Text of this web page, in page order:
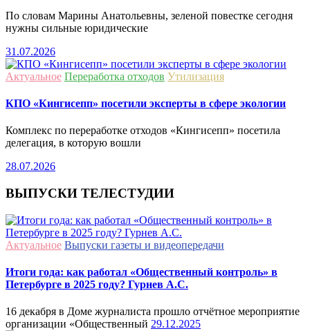
По словам Марины Анатольевны, зеленой повестке сегодня
нужны сильные юридические
31.07.2026
Актуальное Переработка отходов Утилизация
КПО «Кингисепп» посетили эксперты в сфере экологии
Комплекс по переработке отходов «Кингисепп» посетила
делегация, в которую вошли
28.07.2026
ВЫПУСКИ ТЕЛЕСТУДИИ
Актуальное Выпуски газеты и видеопередачи
Итоги года: как работал «Общественный контроль» в
Петербурге в 2025 году? Гурнев А.С.
16 декабря в Доме журналиста прошло отчётное мероприятие
организации «Общественный 29.12.2025